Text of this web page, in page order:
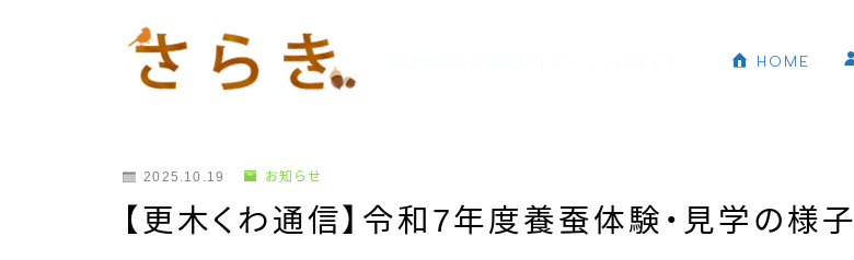
HOME
2025.10.19 お知らせ
【更木くわ通信】令和7年度養蚕体験・見学の様子